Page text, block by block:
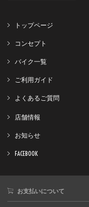
トップページ
コンセプト
バイク一覧
ご利用ガイド
よくあるご質問
店舗情報
お知らせ
FACEBOOK
お支払いについて